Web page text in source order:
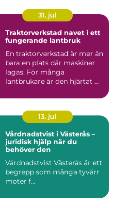
31. jul
Traktorverkstad navet i ett
fungerande lantbruk
En traktorverkstad är mer än
bara en plats där maskiner
lagas. För många
lantbrukare är den hjärtat ...
13. jul
Vårdnadstvist i Västerås –
juridisk hjälp när du
behöver den
Vårdnadstvist Västerås är ett
begrepp som många tyvärr
möter f...